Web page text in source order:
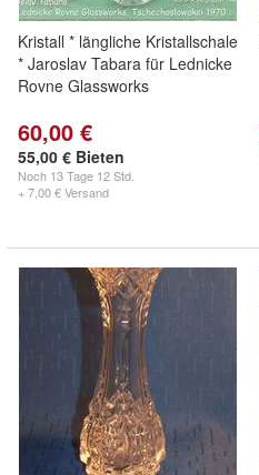
Kristall * längliche Kristallschale
* Jaroslav Tabara für Lednicke
Rovne Glassworks
60,00 €
55,00 € Bieten
Noch 13 Tage 12 Std.
+ 7,00 € Versand